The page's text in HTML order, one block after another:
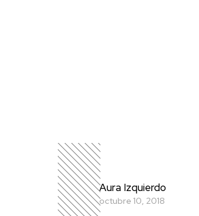
Aura Izquierdo
octubre 10, 2018